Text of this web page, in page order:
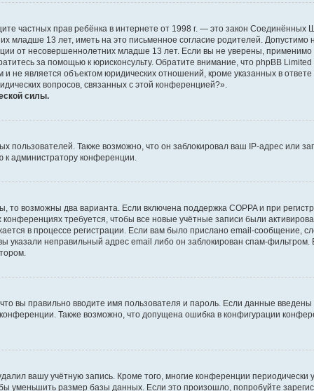
частных прав ребёнка в интернете от 1998 г. — это закон Соединённых
младше 13 лет, иметь на это письменное согласие родителей. Допустимо
от несовершеннолетних младше 13 лет. Если вы не уверены, применимо
за помощью к юрисконсульту. Обратите внимание, что phpBB
не является объектом юридических отношений, кроме указанных в
вопросов, связанных с этой конференцией?».
силы.
пользователей. Также возможно, что он заблокировал ваш IP-адрес или
администратору конференции.
возможны два варианта. Если включена поддержка COPPA и при
требуется, чтобы все новые учётные записи были
в процессе регистрации. Если вам было прислано email-сообщение,
указали неправильный адрес email либо он заблокирован спам-фильтром.
вы правильно вводите имя пользователя и пароль. Если данные введены
Также возможно, что допущена ошибка в конфигурации
вашу учётную запись. Кроме того, многие конференции периодически
уменьшить размер базы данных. Если это произошло, попробуйте